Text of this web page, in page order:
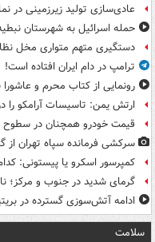
عادی‌سازی تولید زیرزمینی در
حمله اسرائیل به شهرستان
دستگیری متهم متواری مخل
ترامپ در دام ایران افتاده است!
رونمایی از کتاب محرم و
ارتش یمن: تاسیسات آرامکو را
قیمت خودرو همچنان در سطوح
سرکشی فرمانده سپاه تهران از
کمپرسور اسکرو یا پیستونی:
گرمای شدید در جنوب و مرکز؛
ادامه آتش‌سوزی گسترده در
سلامت